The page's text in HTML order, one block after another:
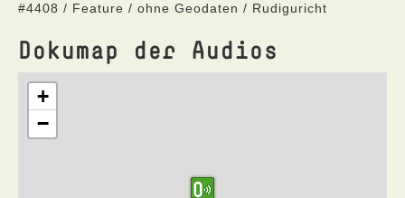
#4408 / Feature / ohne Geodaten / Rudiguricht
Dokumap der Audios